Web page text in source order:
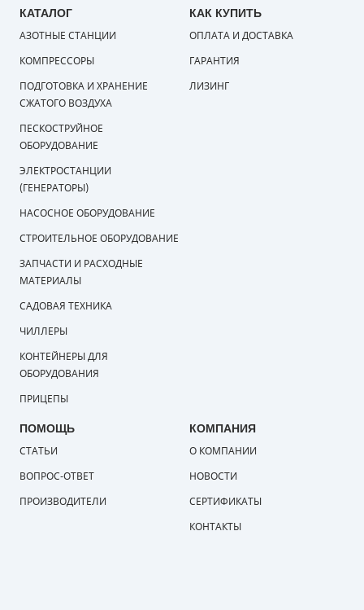
КАТАЛОГ
АЗОТНЫЕ СТАНЦИИ
КОМПРЕССОРЫ
ПОДГОТОВКА И ХРАНЕНИЕ
СЖАТОГО ВОЗДУХА
ПЕСКОСТРУЙНОЕ
ОБОРУДОВАНИЕ
ЭЛЕКТРОСТАНЦИИ
(ГЕНЕРАТОРЫ)
НАСОСНОЕ ОБОРУДОВАНИЕ
СТРОИТЕЛЬНОЕ ОБОРУДОВАНИЕ
ЗАПЧАСТИ И РАСХОДНЫЕ
МАТЕРИАЛЫ
САДОВАЯ ТЕХНИКА
ЧИЛЛЕРЫ
КОНТЕЙНЕРЫ ДЛЯ
ОБОРУДОВАНИЯ
ПРИЦЕПЫ
КАК КУПИТЬ
ОПЛАТА И ДОСТАВКА
ГАРАНТИЯ
ЛИЗИНГ
ПОМОЩЬ
СТАТЬИ
ВОПРОС-ОТВЕТ
ПРОИЗВОДИТЕЛИ
КОМПАНИЯ
О КОМПАНИИ
НОВОСТИ
СЕРТИФИКАТЫ
КОНТАКТЫ